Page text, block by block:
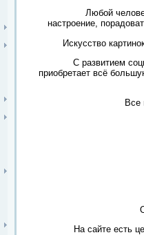
Любой
настроение,
Искусство
С развитием
приобретает всё
Все
На сайте есть